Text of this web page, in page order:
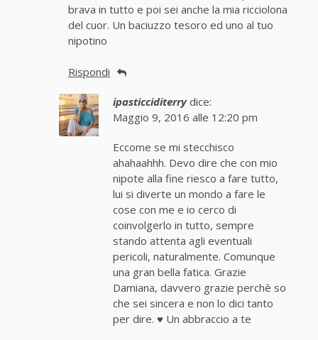
brava in tutto e poi sei anche la mia ricciolona
del cuor. Un baciuzzo tesoro ed uno al tuo
nipotino
Rispondi
ipasticciditerry dice:
Maggio 9, 2016 alle 12:20 pm
Eccome se mi stecchisco
ahahaahhh. Devo dire che con mio
nipote alla fine riesco a fare tutto,
lui si diverte un mondo a fare le
cose con me e io cerco di
coinvolgerlo in tutto, sempre
stando attenta agli eventuali
pericoli, naturalmente. Comunque
una gran bella fatica. Grazie
Damiana, davvero grazie perchè so
che sei sincera e non lo dici tanto
per dire. ♥ Un abbraccio a te